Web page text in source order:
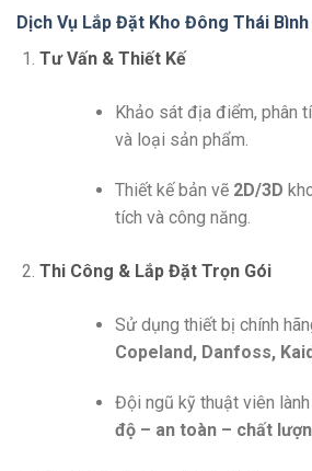
Dịch Vụ Lắp Đặt Kho Đông Thái Bình
Tư Vấn & Thiết Kế
Khảo sát địa điểm, phân
và loại sản phẩm.
Thiết kế bản vẽ 2D/3D
tích và công năng.
Thi Công & Lắp Đặt Trọn Gói
Sử dụng thiết bị chính
Copeland, Danfoss,
Đội ngũ kỹ thuật viên
độ – an toàn – chất